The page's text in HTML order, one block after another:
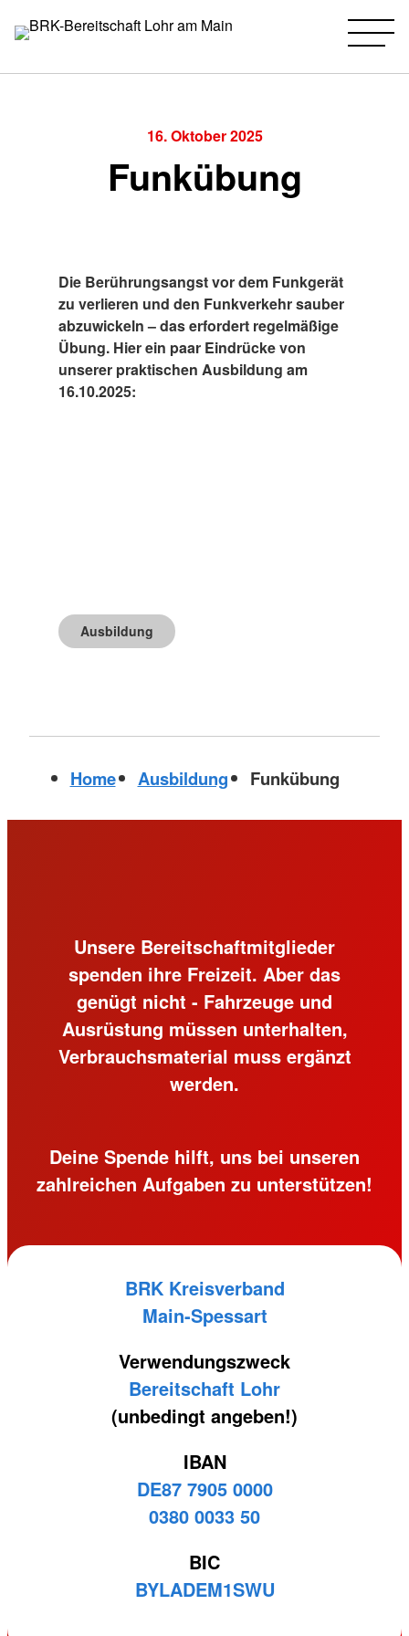
Zum
Inhalt
springen
BRK-Bereitschaft Lohr am Main
16. Oktober 2025
Funkübung
Die Berührungsangst vor dem Funkgerät
zu verlieren und den Funkverkehr sauber
abzuwickeln – das erfordert regelmäßige
Übung. Hier ein paar Eindrücke von
unserer praktischen Ausbildung am
16.10.2025:
Ausbildung
Home Ausbildung Funkübung
Unsere Bereitschaftmitglieder
spenden ihre Freizeit. Aber das
genügt nicht - Fahrzeuge und
Ausrüstung müssen unterhalten,
Verbrauchsmaterial muss ergänzt
werden.
Deine Spende hilft, uns bei unseren
zahlreichen Aufgaben zu unterstützen!
BRK Kreisverband
Main-Spessart
Verwendungszweck
Bereitschaft Lohr
(unbedingt angeben!)
IBAN
DE87 7905 0000
0380 0033 50
BIC
BYLADEM1SWU